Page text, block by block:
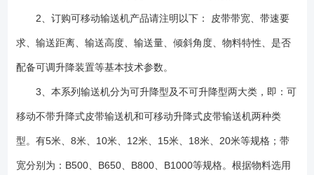
2、订购可移动输送机产品请注明以下： 皮带带宽、带速要
求、输送距离、输送高度、输送量、倾斜角度、物料特性、是否
配备可调升降装置等基本技术参数。
3、本系列输送机分为可升降型及不可升降型两大类，即：可
移动不带升降式皮带输送机和可移动升降式皮带输送机两种类
型。有5米、8米、10米、12米、15米、18米、20米等规格；带
宽分别为：B500、B650、B800、B1000等规格。根据物料选用